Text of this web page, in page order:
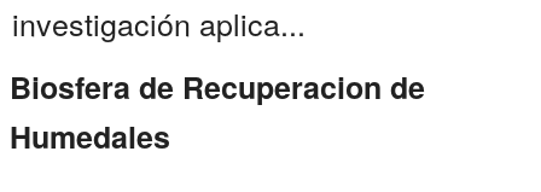
investigación aplica...
Biosfera de Recuperacion de
Humedales